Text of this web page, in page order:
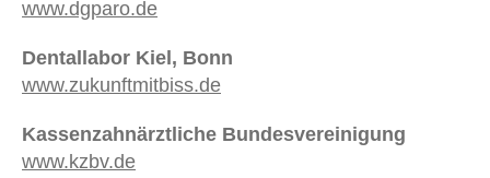
www.dgparo.de
Dentallabor Kiel, Bonn
www.zukunftmitbiss.de
Kassenzahnärztliche Bundesvereinigung
www.kzbv.de